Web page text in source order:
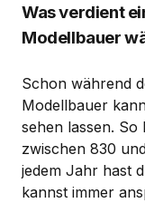
Was verdient
Modellbauer
Schon während
Modellbauer
sehen lassen.
zwischen 830
jedem Jahr hast
kannst immer